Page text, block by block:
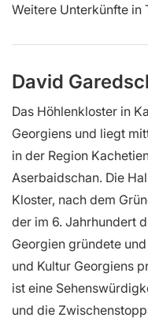
Weitere Unterkünfte in
David
Das Höhlenkloster in
Georgiens und liegt
in der Region
Aserbaidschan. Die
Kloster, nach dem
der im 6. Jahrhundert
Georgien gründete
und Kultur Georgiens
ist eine
und die